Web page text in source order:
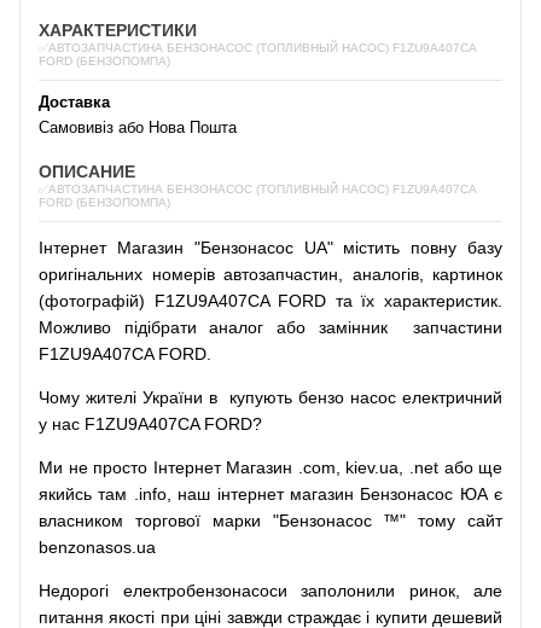
ХАРАКТЕРИСТИКИ
✅АВТОЗАПЧАСТИНА БЕНЗОНАСОС (ТОПЛИВНЫЙ НАСОС) F1ZU9A407CA
FORD (БЕНЗОПОМПА)
Доставка
Самовивіз або Нова Пошта
ОПИСАНИЕ
✅АВТОЗАПЧАСТИНА БЕНЗОНАСОС (ТОПЛИВНЫЙ НАСОС) F1ZU9A407CA
FORD (БЕНЗОПОМПА)
Інтернет Магазин "Бензонасос UA" містить повну базу
оригінальних номерів автозапчастин аналогів,
картинок
(фотографій) F1ZU9A407CA FORD та їх характеристик.
Можливо
підібрати аналог або замінникзапчастини
F1ZU9A407CA FORD.
Чому жителі України в купують бензо насос електричний
у нас F1ZU9A407CA FORD?
Ми не просто Інтернет Магазин .com kiev.ua .net або ще
якийсь там .info, наш інтернет магазин Бензонасос ЮА є
власником
торгової марки "Бензонасос ™" тому
сайт
benzonasos.ua
Недорогі електробензонасоси заполонили ринок,
але
питання якості при ціні завжди страждає і купити дешевий